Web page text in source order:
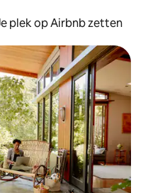
plek op Airbnb zetten